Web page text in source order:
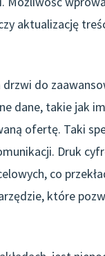
aktualizację
do
dane, takie jak
ofertę. Taki
Druk
co
które